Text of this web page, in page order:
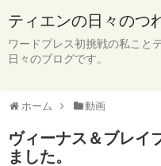
ティエンの日々のつ
ワードプレス初挑戦の私こと
日々のブログです。
ホーム 動画
ヴィーナス＆ブレイ
ました。